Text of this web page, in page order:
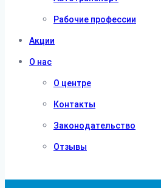
Рабочие профессии
Акции
О нас
О центре
Контакты
Законодательство
Отзывы